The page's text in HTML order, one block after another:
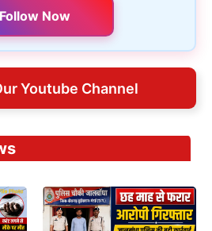
Follow Now
Youtube Channel